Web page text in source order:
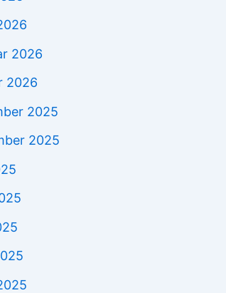
2026
2026
2025
2025